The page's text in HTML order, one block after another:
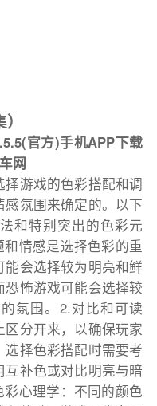
官方)手机APP下载
网
游戏的色彩搭配和调
氛围来确定的。以下
和特别突出的色彩元
情感是选择色彩的重
会选择较为明亮和鲜
怖游戏可能会选择较
氛围。2.对比和可读
分开来，以确保玩家
择色彩搭配时需要考
补色或对比明亮与暗
心理学：不同的颜色